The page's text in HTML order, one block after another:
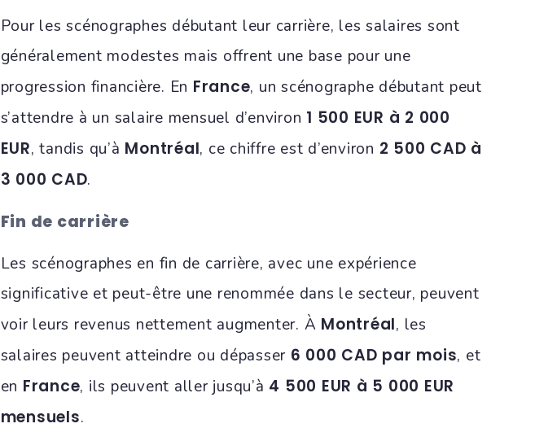
Pour les scénographes débutant leur carrière, les salaires sont
généralement modestes mais offrent une base pour une
progression financière. En France, un scénographe débutant peut
s’attendre à un salaire mensuel d’environ 1 500 EUR à 2 000
EUR, tandis qu’à Montréal, ce chiffre est d’environ 2 500 CAD à
3 000 CAD.
Fin de carrière
Les scénographes en fin de carrière, avec une expérience
significative et peut-être une renommée dans le secteur, peuvent
voir leurs revenus nettement augmenter. À Montréal, les
salaires peuvent atteindre ou dépasser 6 000 CAD par mois, et
en France, ils peuvent aller jusqu’à 4 500 EUR à 5 000 EUR
mensuels.